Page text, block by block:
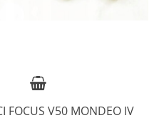
FOCUS V50 MONDEO IV